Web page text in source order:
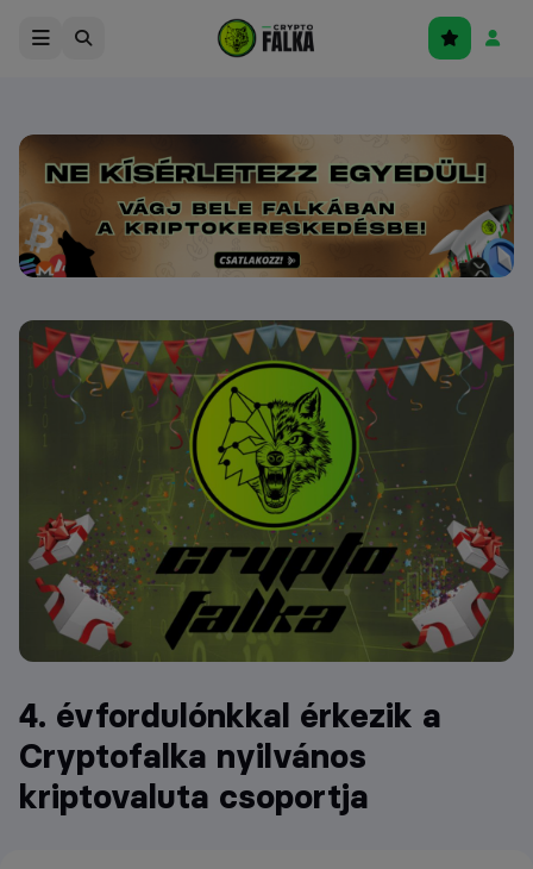
4. évfordulónkkal érkezik a
Cryptofalka nyilvános
kriptovaluta csoportja